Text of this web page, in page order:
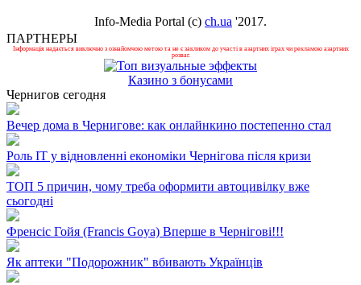
Info-Media Portal (c) ch.ua '2017.
ПАРТНЕРЫ
Інформація надається виключно з ознайомчою метою та не є закликом до участі в азартних іграх чи рекламою азартних
розваг.
Казино з бонусами
Чернигов сегодня
Вечер дома в Чернигове: как онлайнкино постепенно стал
Роль ІТ у відновленні економіки Чернігова після кризи
ТОП 5 причин, чому треба оформити автоцивілку вже
сьогодні
Френсіс Гойя (Francis Goya) Вперше в Чернігові!!!
Як аптеки "Подорожник" вбивають Українців